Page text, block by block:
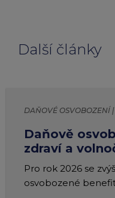
Další články
DAŇOVÉ OSVOBOZENÍ
Daňově
zdraví a
jak 73 000 Kč
Pro rok 2026 se
osvobozené